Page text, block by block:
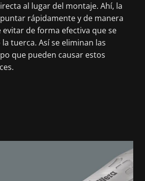
al lugar del montaje. Ahí, la
rápidamente y de manera
evitar de forma efectiva que se
tuerca. Así se eliminan las
que pueden causar estos